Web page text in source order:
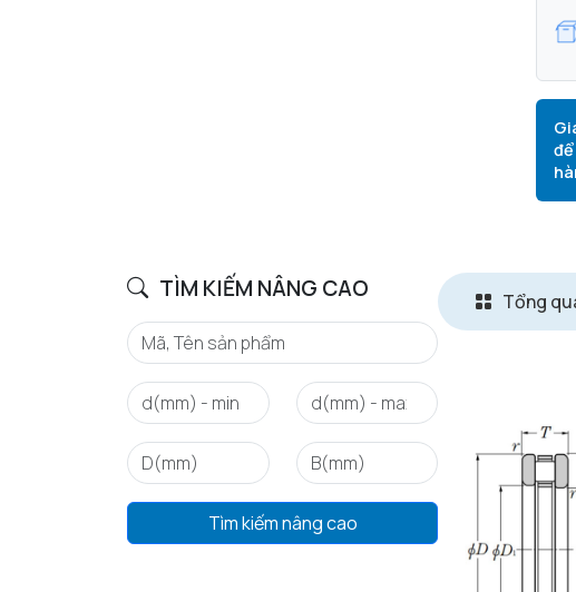
TÌM KIẾM NÂNG CAO
Tìm kiếm nâng cao
Tổng